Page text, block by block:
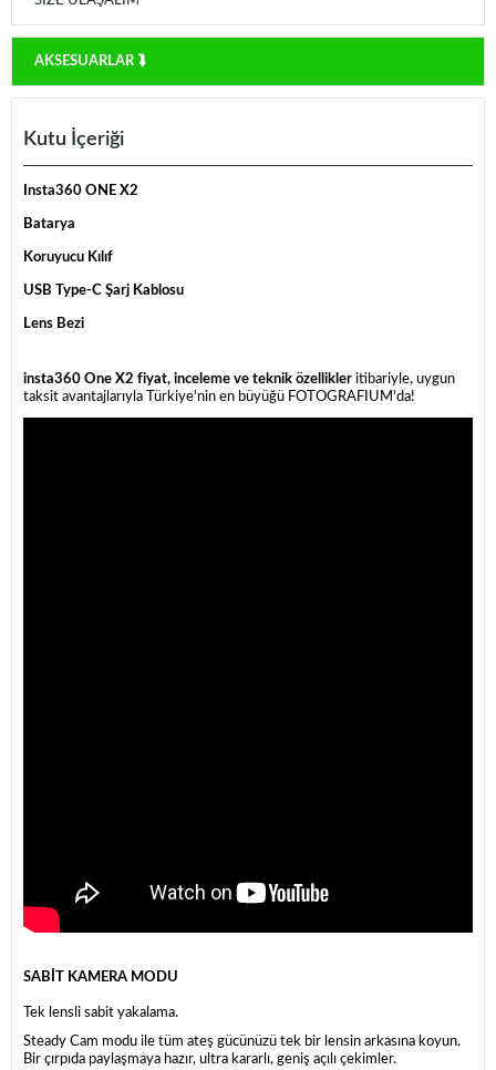
AKSESUARLAR ⮯
insta360 One X2 fiyat, inceleme ve teknik özellikler itibariyle, uygun
taksit avantajlarıyla Türkiye'nin en büyüğü FOTOGRAFIUM'da!
SABİT KAMERA MODU
Tek lensli sabit yakalama.
Steady Cam modu ile tüm ateş gücünüzü tek bir lensin arkasına koyun.
Bir çırpıda paylaşmaya hazır, ultra kararlı, geniş açılı çekimler.
Kutu İçeriği
Insta360 ONE X2
Batarya
Koruyucu Kılıf
USB Type-C Şarj Kablosu
Lens Bezi